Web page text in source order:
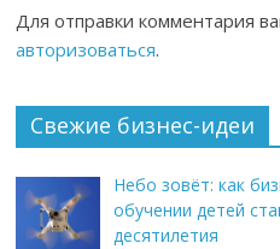
Для отправки комментария
авторизоваться.
Свежие бизнес-идеи
Небо зовёт: как
обучении детей
десятилетия